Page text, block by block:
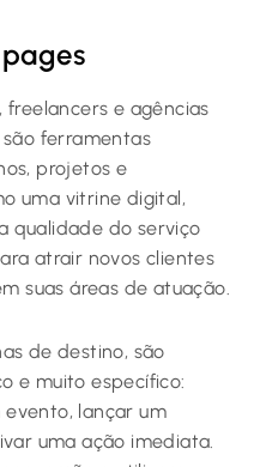
freelancers e agências
ferramentas
projetos e
uma vitrine digital,
qualidade do serviço
atrair novos clientes
suas áreas de atuação.
de destino, são
e muito específico:
lançar um
uma ação imediata.